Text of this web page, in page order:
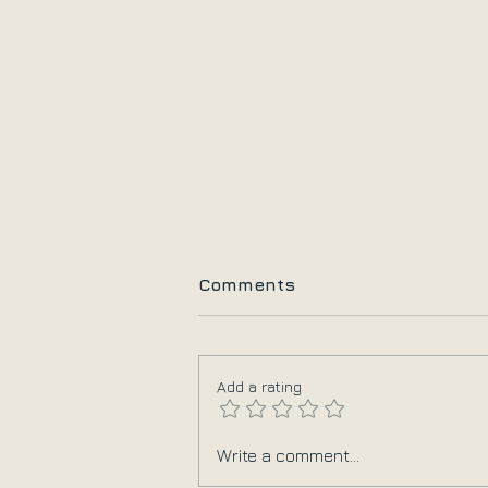
10+1 Πράγματα που
Comments
Add a rating
Write a comment...